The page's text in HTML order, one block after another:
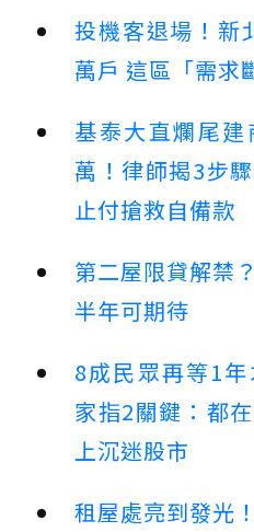
投機客退場！新
萬戶 這區「需求
基泰大直爛尾
萬！律師揭3步
止付搶救自備款
第二屋限貸解禁
半年可期待
8成民眾再等1
家指2關鍵：都
上沉迷股市
租屋處亮到發光